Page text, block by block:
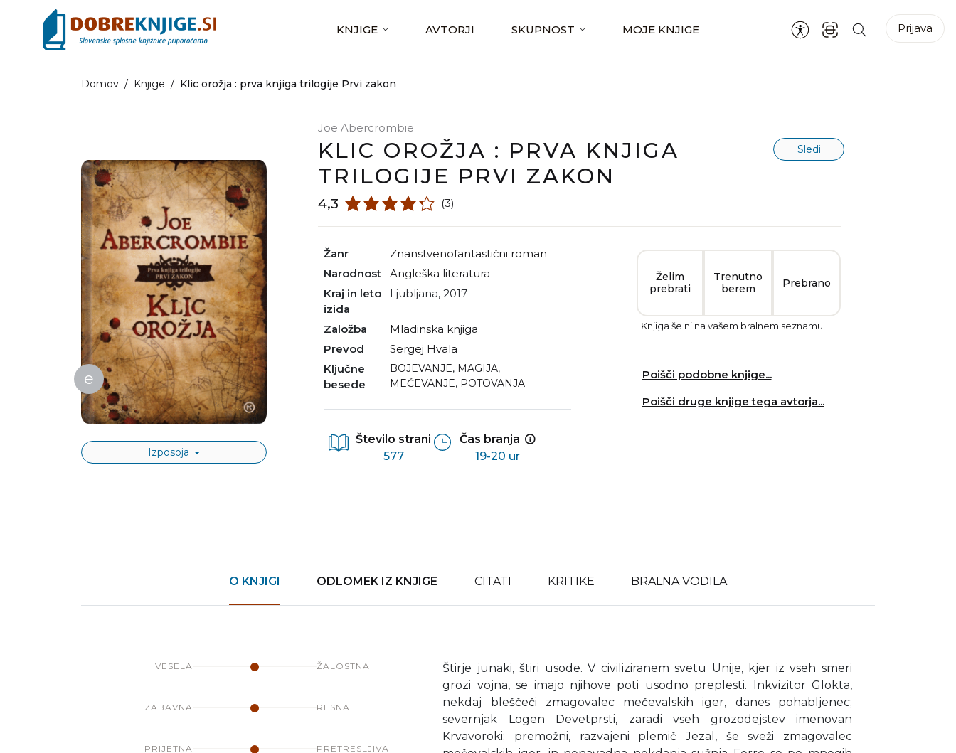
KNJIGE AVTORJI SKUPNOST MOJE KNJIGE Prijava
Domov / Knjige / Klic orožja : prva knjiga trilogije Prvi zakon
e
Izposoja
Joe Abercrombie
KLIC OROŽJA : PRVA KNJIGA
TRILOGIJE PRVI ZAKON
Sledi
4,3 (3)
Žanr
znanstvenofantastični roman
Narodnost
angleška literatura
Kraj in leto
izida
Ljubljana, 2017
Založba
Mladinska knjiga
Prevod
Sergej Hvala
Ključne
besede
BOJEVANJE, MAGIJA,
MEČEVANJE, POTOVANJA
Število strani
577
Čas branja
19-20 ur
Želim
prebrati
Trenutno
berem
Prebrano
Knjiga še ni na vašem bralnem seznamu.
Poišči podobne knjige...
Poišči druge knjige tega avtorja...
O KNJIGI ODLOMEK IZ KNJIGE CITATI KRITIKE BRALNA VODILA
VESELA ŽALOSTNA
ZABAVNA RESNA
PRIJETNA PRETRESLJIVA
Štirje junaki, štiri usode. V civiliziranem svetu Unije, kjer iz vseh smeri
grozi vojna, se imajo njihove poti usodno preplesti. Inkvizitor Glokta,
nekdaj bleščeči zmagovalec mečevalskih iger, danes pohabljenec;
severnjak Logen Devetprsti, zaradi vseh grozodejstev imenovan
Krvavoroki; premožni, razvajeni plemič Jezal, še sveži zmagovalec